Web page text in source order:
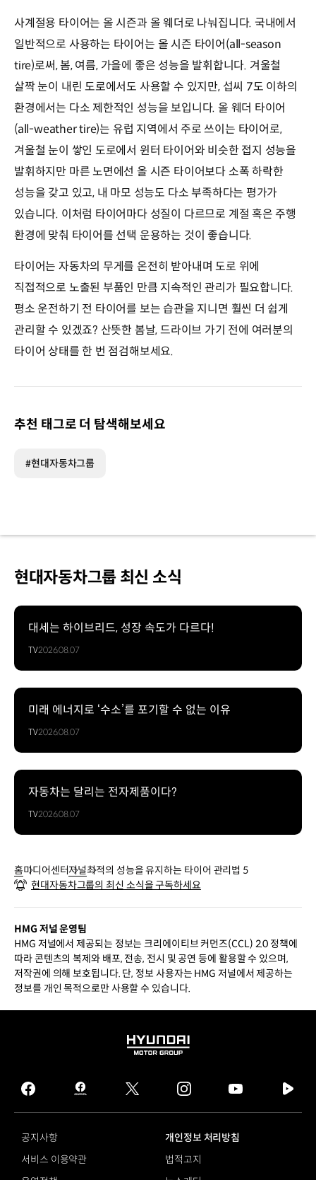
사계절용 타이어는 올 시즌과 올 웨더로 나눠집니다. 국내에서
일반적으로 사용하는 타이어는 올 시즌 타이어(all-season
tire)로써, 봄, 여름, 가을에 좋은 성능을 발휘합니다. 겨울철
살짝 눈이 내린 도로에서도 사용할 수 있지만, 섭씨 7도 이하의
환경에서는 다소 제한적인 성능을 보입니다. 올 웨더 타이어
(all-weather tire)는 유럽 지역에서 주로 쓰이는 타이어로,
겨울철 눈이 쌓인 도로에서 윈터 타이어와 비슷한 접지 성능을
발휘하지만 마른 노면에선 올 시즌 타이어보다 소폭 하락한
성능을 갖고 있고, 내 마모 성능도 다소 부족하다는 평가가
있습니다. 이처럼 타이어마다 성질이 다르므로 계절 혹은 주행
환경에 맞춰 타이어를 선택 운용하는 것이 좋습니다.
타이어는 자동차의 무게를 온전히 받아내며 도로 위에
직접적으로 노출된 부품인 만큼 지속적인 관리가 필요합니다.
평소 운전하기 전 타이어를 보는 습관을 지니면 훨씬 더 쉽게
관리할 수 있겠죠? 산뜻한 봄날, 드라이브 가기 전에 여러분의
타이어 상태를 한 번 점검해보세요.
추천 태그로 더 탐색해보세요
#현대자동차그룹
현대자동차그룹 최신 소식
대세는 하이브리드, 성장 속도가 다르다!
TV2026.08.07
미래 에너지로 ‘수소’를 포기할 수 없는 이유
TV2026.08.07
자동차는 달리는 전자제품이다?
TV2026.08.07
홈미디어센터저널최적의 성능을 유지하는 타이어 관리법 5
현대자동차그룹의 최신 소식을 구독하세요
HMG 저널 운영팀
HMG 저널에서 제공되는 정보는 크리에이티브 커먼즈(CCL) 2.0 정책에
따라 콘텐츠의 복제와 배포, 전송, 전시 및 공연 등에 활용할 수 있으며,
저작권에 의해 보호됩니다. 단, 정보 사용자는 HMG 저널에서 제공하는
정보를 개인 목적으로만 사용할 수 있습니다.
HYUNDAI
GROUP
facebook
hmg
journal
twitter instagram
tv
공지사항
개인정보 처리방침
서비스 이용약관
법적고지